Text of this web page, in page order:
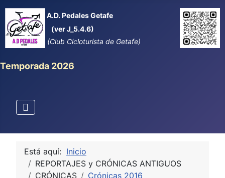
A.D. Pedales Getafe
(ver J_5.4.6)
(Club Cicloturista de Getafe)
Temporada 2026
Está aquí: Inicio
REPORTAJES y CRÓNICAS ANTIGUOS
CRÓNICAS
Crónicas 2016